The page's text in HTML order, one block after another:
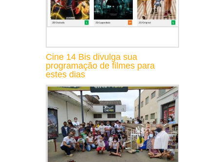
Cine 14 Bis divulga sua
programação de filmes para
estes dias